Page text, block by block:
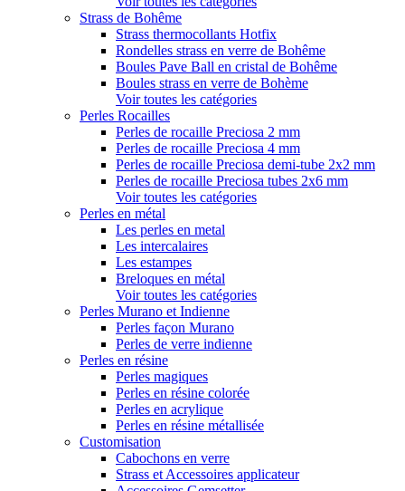
Strass de Bohême
Strass thermocollants Hotfix
Rondelles strass en verre de Bohême
Boules Pave Ball en cristal de Bohême
Boules strass en verre de Bohème
Voir toutes les catégories
Perles Rocailles
Perles de rocaille Preciosa 2 mm
Perles de rocaille Preciosa 4 mm
Perles de rocaille Preciosa demi-tube 2x2 mm
Perles de rocaille Preciosa tubes 2x6 mm
Voir toutes les catégories
Perles en métal
Les perles en metal
Les intercalaires
Les estampes
Breloques en métal
Voir toutes les catégories
Perles Murano et Indienne
Perles façon Murano
Perles de verre indienne
Perles en résine
Perles magiques
Perles en résine colorée
Perles en acrylique
Perles en résine métallisée
Customisation
Cabochons en verre
Strass et Accessoires applicateur